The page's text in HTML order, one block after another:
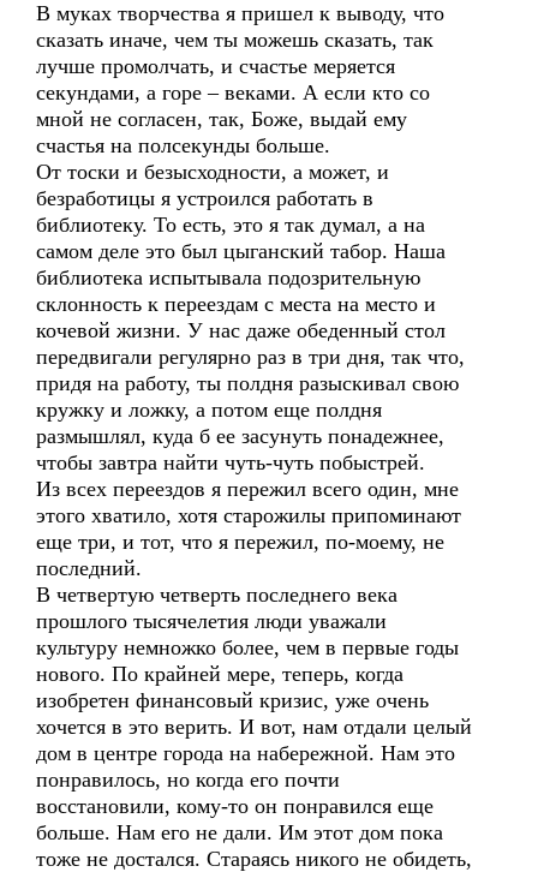
В муках творчества я пришел к выводу, что
сказать иначе, чем ты можешь сказать, так
лучше промолчать, и счастье меряется
секундами, а горе – веками. А если кто со
мной не согласен, так, Боже, выдай ему
счастья на полсекунды больше.
От тоски и безысходности, а может, и
безработицы я устроился работать в
библиотеку. То есть, это я так думал, а на
самом деле это был цыганский табор. Наша
библиотека испытывала подозрительную
склонность к переездам с места на место и
кочевой жизни. У нас даже обеденный стол
передвигали регулярно раз в три дня, так что,
придя на работу, ты полдня разыскивал свою
кружку и ложку, а потом еще полдня
размышлял, куда б ее засунуть понадежнее,
чтобы завтра найти чуть-чуть побыстрей.
Из всех переездов я пережил всего один, мне
этого хватило, хотя старожилы припоминают
еще три, и тот, что я пережил, по-моему, не
последний.
В четвертую четверть последнего века
прошлого тысячелетия люди уважали
культуру немножко более, чем в первые годы
нового. По крайней мере, теперь, когда
изобретен финансовый кризис, уже очень
хочется в это верить. И вот, нам отдали целый
дом в центре города на набережной. Нам это
понравилось, но когда его почти
восстановили, кому-то он понравился еще
больше. Нам его не дали. Им этот дом пока
тоже не достался. Стараясь никого не обидеть,